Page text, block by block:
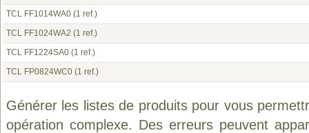
TCL FF1014WA0 (1 ref.)
TCL FF1024WA2 (1 ref.)
TCL FF1224SA0 (1 ref.)
TCL FP0824WC0 (1 ref.)
Générer les listes de produits pour vous
opération complexe. Des erreurs peuvent